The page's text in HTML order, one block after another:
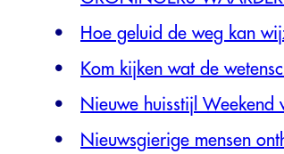
Hoe geluid de weg kan
Kom kijken wat de
Nieuwe huisstijl Weekend
Nieuwsgierige mensen